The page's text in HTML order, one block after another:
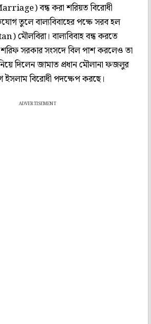
বন্ধ করা শরিয়ত বিরোধী
তুলে বাল্যবিবাহের পক্ষে সরব হল
মৌলবিরা। বাল্যবিবাহ বন্ধ করতে
শরিফ সরকার সংসদে বিল পাশ করলেও তা
দিলেন জামাত প্রধান মৌলানা ফজলুর
ইসলাম বিরোধী পদক্ষেপ করছে।
ADVERTISEMENT